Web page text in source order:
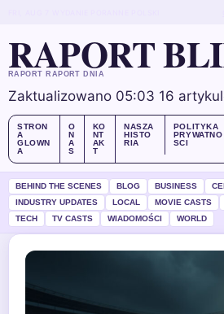
RAPORT
RAPORT RAPORT DNIA
Zaktualizowano 05:03 16
STRON
A
GLOWN
A
O
N
A
S
KO
NT
AK
T
NASZA
HISTO
RIA
POLITYKA
PRYWATNO
SCI
BEHIND THE SCENES BLOG BUSINESS
INDUSTRY UPDATES
LOCAL MOVIE CASTS
TECH
TV CASTS WIADOMOŚCI WORLD